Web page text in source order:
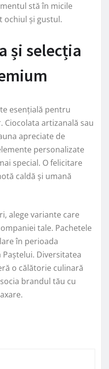
stă în micile
ochiul și gustul.
și selecția
esențială pentru
Ciocolata artizanală sau
apreciate de
personalizate
special. O felicitare
caldă și umană
alege variante care
tale. Pachetele
în perioada
Diversitatea
o călătorie culinară
brandul tău cu